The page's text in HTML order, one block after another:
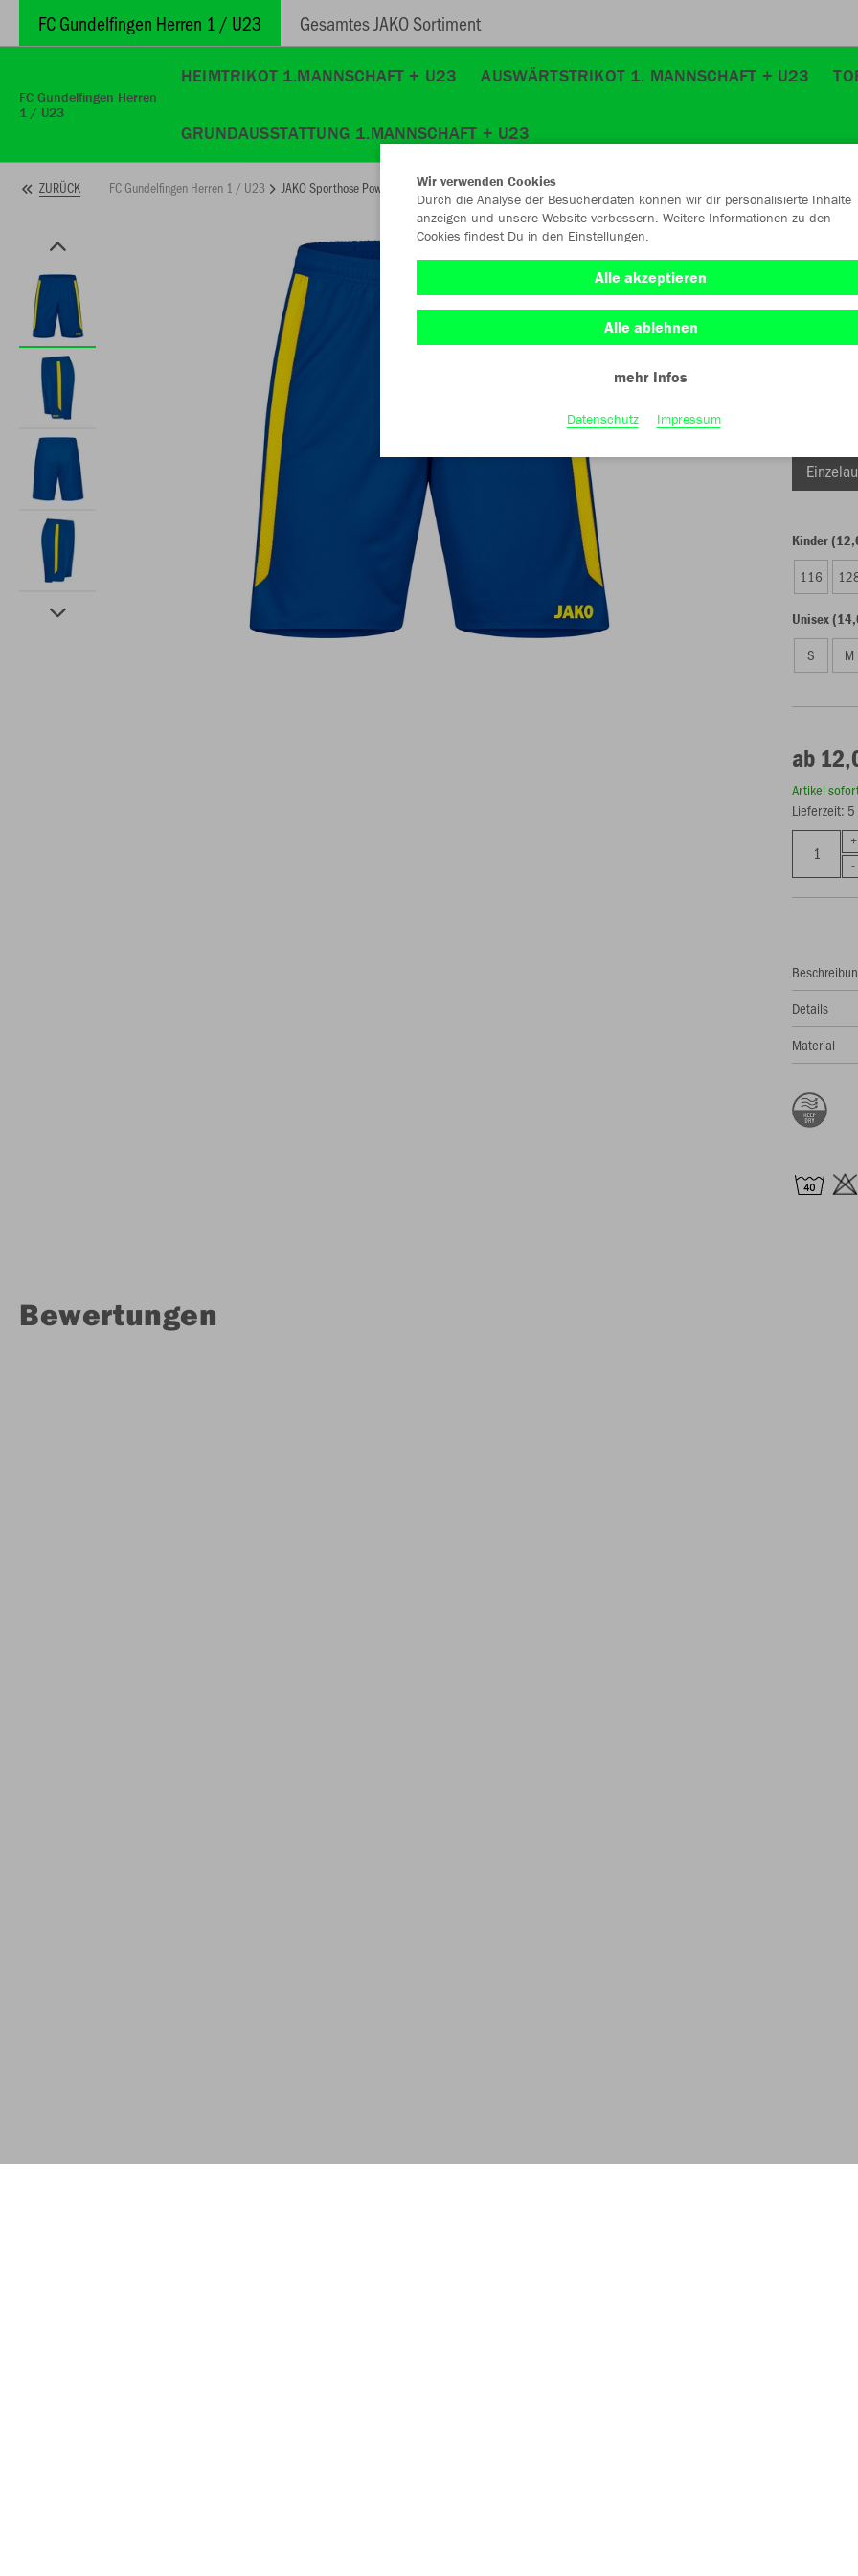
FC Gundelfingen Herren 1 / U23 Gesamtes JAKO Sortiment
FC Gundelfingen Herren
1 / U23
HEIMTRIKOT 1.MANNSCHAFT + U23 AUSWÄRTSTRIKOT 1. MANNSCHAFT + U23
GRUNDAUSSTATTUNG 1.MANNSCHAFT + U23
ZURÜCK FC Gundelfingen Herren 1 / U23 JAKO Sporthose Power
royal/citro
Kinder
116
Unisex
S M
ab
Artikel
Lieferzeit: 5
Details
Material
Bewertungen
Wir verwenden Cookies
Durch die Analyse der Besucherdaten können wir dir personalisierte Inhalte
anzeigen und unsere Website verbessern. Weitere Informationen zu den
Cookies findest Du in den Einstellungen.
Alle akzeptieren
Alle ablehnen
mehr Infos
Datenschutz Impressum